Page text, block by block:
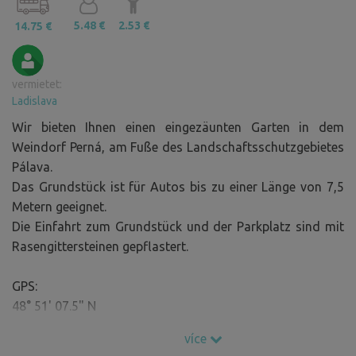
14.75 € 5.48 € 2.53 €
vermietet:
Ladislava
Wir bieten Ihnen einen eingezäunten Garten in dem
Weindorf Perná, am Fuße des Landschaftsschutzgebietes
Pálava.
Das Grundstück ist für Autos bis zu einer Länge von 7,5
Metern geeignet.
Die Einfahrt zum Grundstück und der Parkplatz sind mit
Rasengittersteinen gepflastert.
GPS:
48° 51' 07.5" N
více